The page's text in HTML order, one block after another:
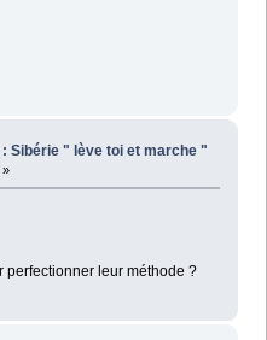
: Sibérie " lève toi et marche "
»
perfectionner leur méthode ?